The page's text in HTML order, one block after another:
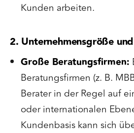
Kunden arbeiten.
2. Unternehmensgröße
Große Beratungsfirmen:
Beratungsfirmen (z. B.
Berater in der Regel auf
oder internationalen
Kundenbasis kann sich